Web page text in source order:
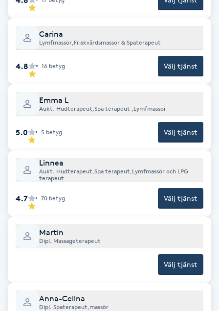
Fotsvamp
Fotvård
Fransar
Fransfärgning
Fransförlängning
Fransförlängning Megavolym
Fransförlängning Volym
Fransk manikyr
Frekvensterapi
Carina
Lymfmassör,Friskvårdsmassör & Spaterapeut
4.8 16 betyg Välj tjänst
Emma L
Aukt. Hudterapeut,Spa terapeut ,Lymfmassör
5.0 5 betyg Välj tjänst
Linnea
Aukt. Hudterapeut,Spa terapeut,Lymfmassör och LPG
terapeut
4.7 70 betyg Välj tjänst
Martin
Dipl. Massageterapeut
Välj tjänst
Anna-Celina
Dipl. Spaterapeut,massör